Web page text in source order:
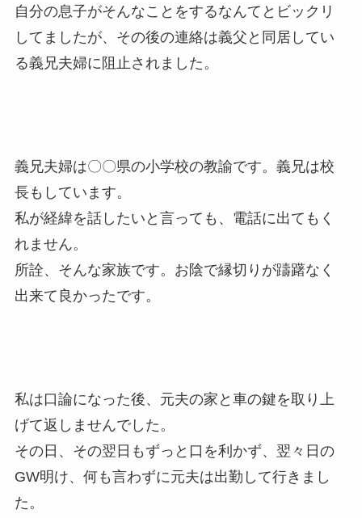
自分の息子がそんなことをするなんてとビックリ
してましたが、その後の連絡は義父と同居してい
る義兄夫婦に阻止されました。
義兄夫婦は〇〇県の小学校の教諭です。義兄は校
長もしています。
私が経緯を話したいと言っても、電話に出てもく
れません。
所詮、そんな家族です。お陰で縁切りが躊躇なく
出来て良かったです。
私は口論になった後、元夫の家と車の鍵を取り上
げて返しませんでした。
その日、その翌日もずっと口を利かず、翌々日の
GW明け、何も言わずに元夫は出勤して行きまし
た。